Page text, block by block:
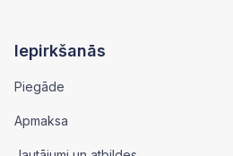
Iepirkšanās
Piegāde
Apmaksa